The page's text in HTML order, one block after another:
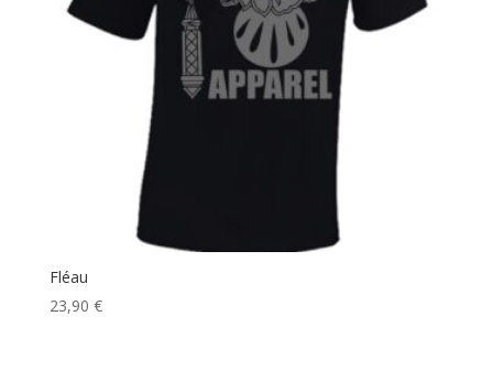
Fléau
23,90 €